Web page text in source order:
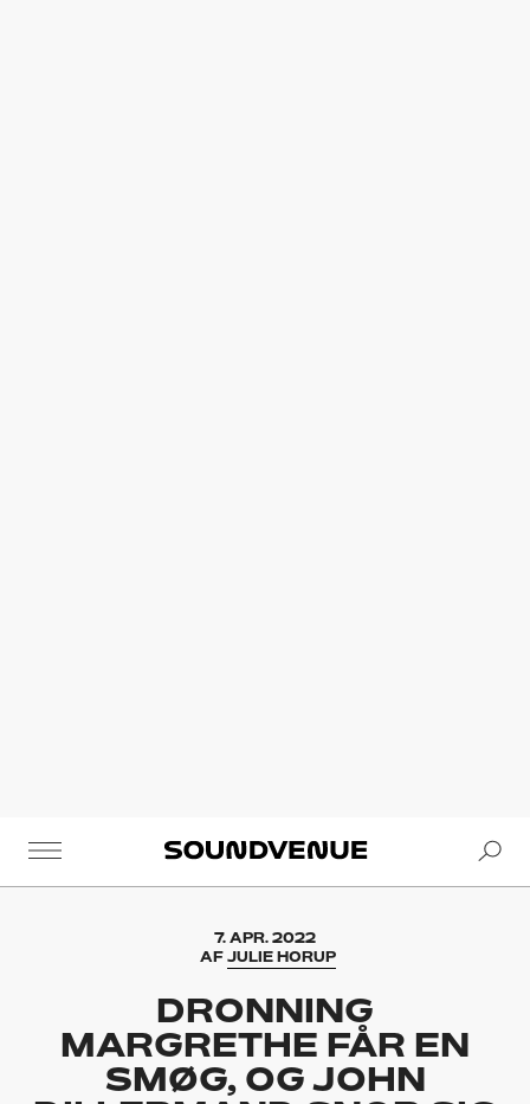
Soundvenue
7. APR. 2022
AF JULIE HORUP
DRONNING
MARGRETHE FÅR EN
SMØG, OG JOHN